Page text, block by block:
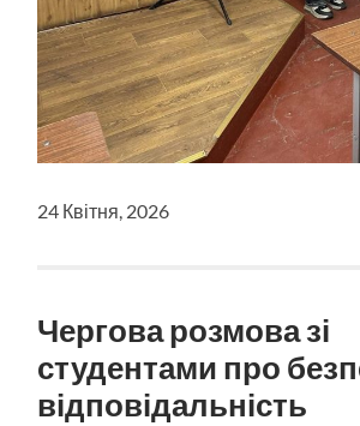
24 Квітня, 2026
Чергова розмова зі
студентами про
відповідальність